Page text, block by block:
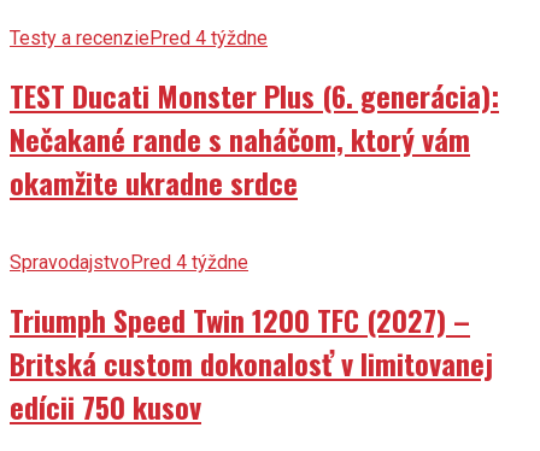
Testy a recenziePred 4 týždne
TEST Ducati Monster Plus (6. generácia):
Nečakané rande s naháčom, ktorý vám
okamžite ukradne srdce
SpravodajstvoPred 4 týždne
Triumph Speed Twin 1200 TFC (2027) –
Britská custom dokonalosť v limitovanej
edícii 750 kusov